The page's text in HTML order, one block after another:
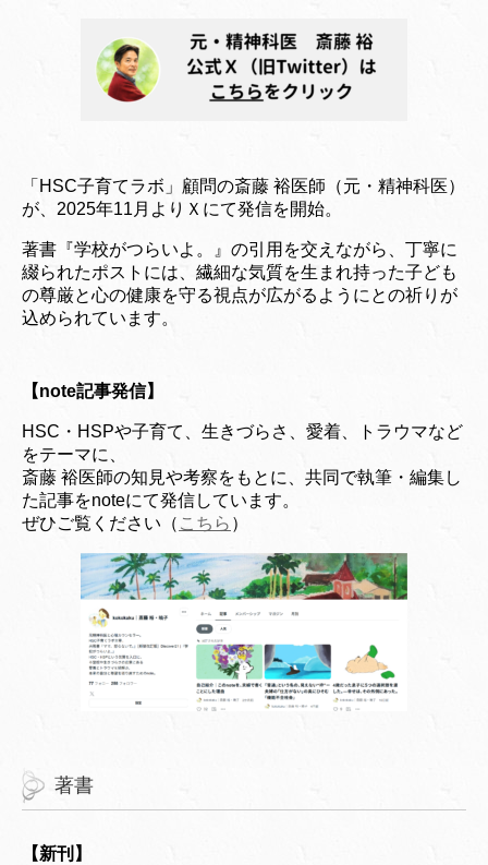
「HSC子育てラボ」顧問の斎藤 裕医師（元・精神科医）
が、2025年11月よりＸにて発信を開始。
著書『学校がつらいよ。』の引用を交えながら、丁寧に
綴られたポストには、繊細な気質を生まれ持った子ども
の尊厳と心の健康を守る視点が広がるようにとの祈りが
込められています。
【note記事発信】
HSC・HSPや子育て、生きづらさ、愛着、トラウマなど
をテーマに、
斎藤 裕医師の知見や考察をもとに、共同で執筆・編集し
た記事をnoteにて発信しています。
ぜひご覧ください（ こちら ）
著書
【新刊】